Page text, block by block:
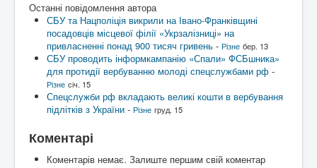
Останні повідомлення автора
СБУ та Нацполіція викрили на Івано-Франківщині
посадовців місцевої філії «Укрзалізниці» на
привласненні понад 900 тисяч гривень - Різне бер. 13
СБУ проводить інформкампанію «Спали» ФСБшника»
для протидії вербуванню молоді спецслужбами рф -
Різне січ. 15
Спецслужби рф вкладають великі кошти в вербування
підлітків з України - Різне груд. 15
Коментарі
Коментарів немає. Залиште першим свій коментар